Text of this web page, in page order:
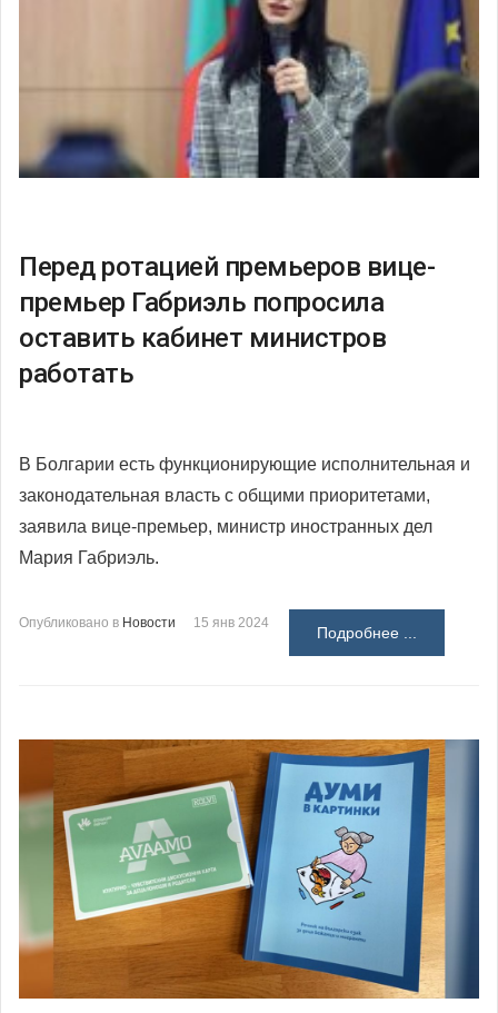
Перед ротацией премьеров вице-
премьер Габриэль попросила
оставить кабинет министров
работать
В Болгарии есть функционирующие исполнительная и
законодательная власть с общими приоритетами,
заявила вице-премьер, министр иностранных дел
Мария Габриэль.
Опубликовано в Новости 15 янв 2024
Подробнее ...